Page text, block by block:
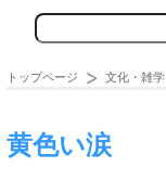
トップページ 文化・雑学
黄色い涙